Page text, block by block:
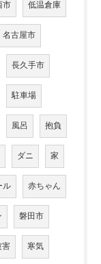
市 低温倉庫
名古屋市
長久手市
駐車場
風呂 抱負
ダニ 家
ル 赤ちゃん
磐田市
害 寒気